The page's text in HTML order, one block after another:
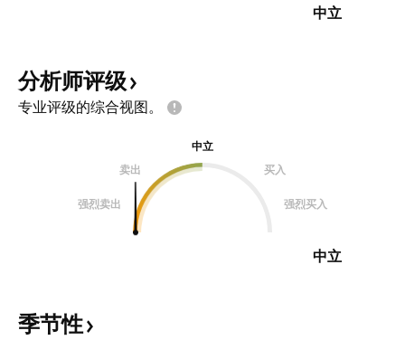
中立
分析师评级
专业评级的综合视图。
中立
卖出
买入
强烈卖出 强烈买入
中立
季节性